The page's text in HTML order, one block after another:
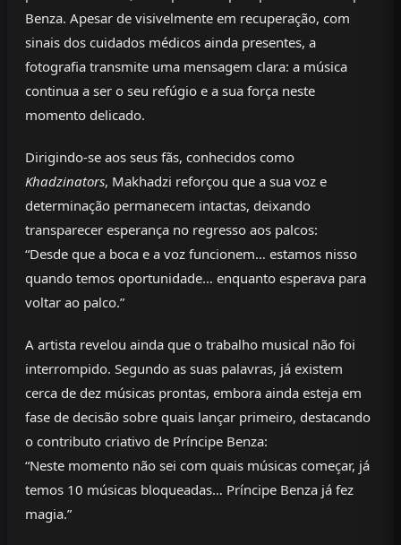
Benza. Apesar de visivelmente em recuperação, com
sinais dos cuidados médicos ainda presentes, a
fotografia transmite uma mensagem clara: a música
continua a ser o seu refúgio e a sua força neste
momento delicado.
Dirigindo-se aos seus fãs, conhecidos como
Khadzinators, Makhadzi reforçou que a sua voz e
determinação permanecem intactas, deixando
transparecer esperança no regresso aos palcos:
“Desde que a boca e a voz funcionem… estamos nisso
quando temos oportunidade… enquanto esperava para
voltar ao palco.”
A artista revelou ainda que o trabalho musical não foi
interrompido. Segundo as suas palavras, já existem
cerca de dez músicas prontas, embora ainda esteja em
fase de decisão sobre quais lançar primeiro, destacando
o contributo criativo de Príncipe Benza:
“Neste momento não sei com quais músicas começar, já
temos 10 músicas bloqueadas… Príncipe Benza já fez
magia.”